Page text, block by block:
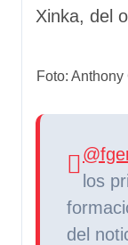
Xinka, del
Foto:
los
del